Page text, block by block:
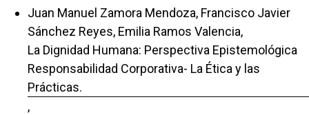
Juan Manuel Zamora Mendoza, Francisco Javier
Sánchez Reyes, Emilia Ramos Valencia,
La Dignidad Humana: Perspectiva Epistemológica
Responsabilidad Corporativa- La Ética y las
Prácticas.
,